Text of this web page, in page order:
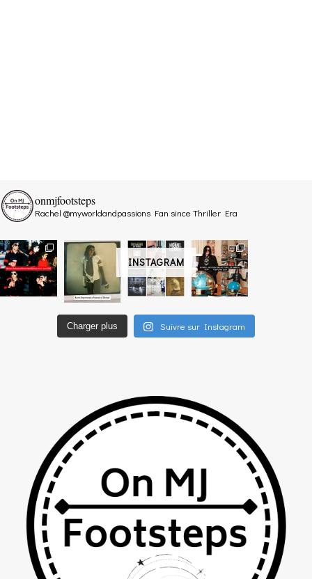
INSTAGRAM
onmjfootsteps
Rachel @myworldandpassions Fan since Thriller Era
Charger plus Suivre sur Instagram